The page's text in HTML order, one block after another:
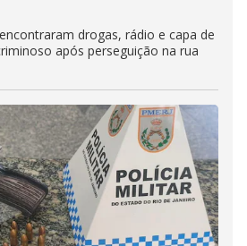
drogas, rádio e capa de
após perseguição na rua